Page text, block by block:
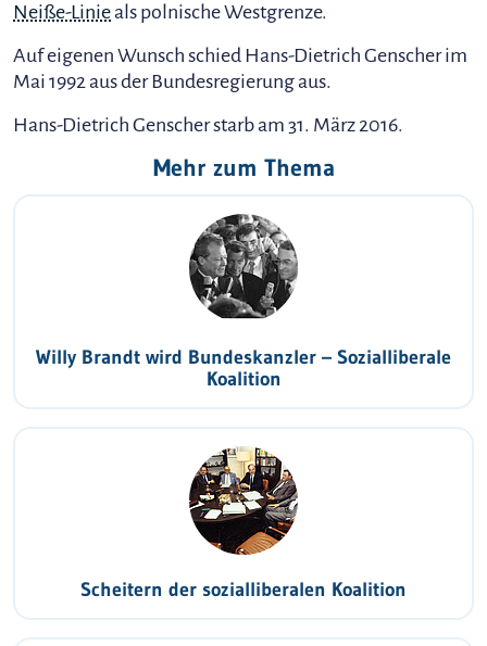
Neiße-Linieals polnische Westgrenze.
Auf eigenen Wunsch schied Hans-Dietrich Genscher im
Mai 1992 aus der Bundesregierung aus.
Hans-Dietrich Genscher starb am 31. März 2016.
Mehr zum Thema
Willy Brandt wird Bundeskanzler – Sozialliberale
Koalition
Scheitern der sozialliberalen Koalition